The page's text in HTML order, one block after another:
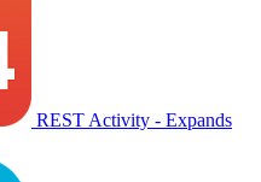
REST Activity - Expands